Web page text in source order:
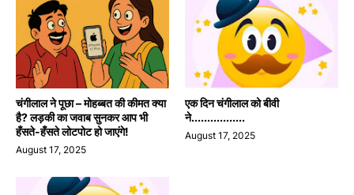
चंगीलाल ने पूछा – मोहब्बत की कीमत क्या
है? लड़की का जवाब सुनकर आप भी
हँसते-हँसते लोटपोट हो जाएंगे!
August 17, 2025
एक दिन चंगीलाल को बीवी
ने.................
August 17, 2025